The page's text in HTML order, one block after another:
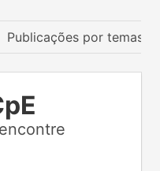
Publicações por temas